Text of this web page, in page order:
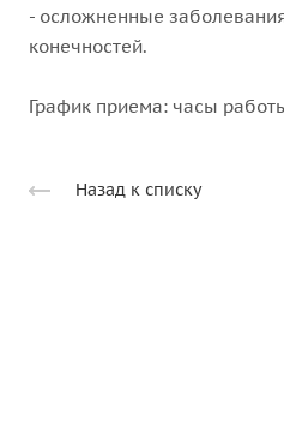
- осложненные
конечностей.
График приема: часы
Назад к списку